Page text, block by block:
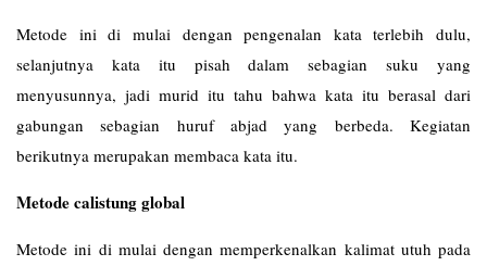
Metode ini di mulai dengan pengenalan kata terlebih dulu,
selanjutnya kata itu pisah dalam sebagian suku yang
menyusunnya, jadi murid itu tahu bahwa kata itu berasal dari
gabungan sebagian huruf abjad yang berbeda. Kegiatan
berikutnya merupakan membaca kata itu.
Metode calistung global
Metode ini di mulai dengan memperkenalkan kalimat utuh pada